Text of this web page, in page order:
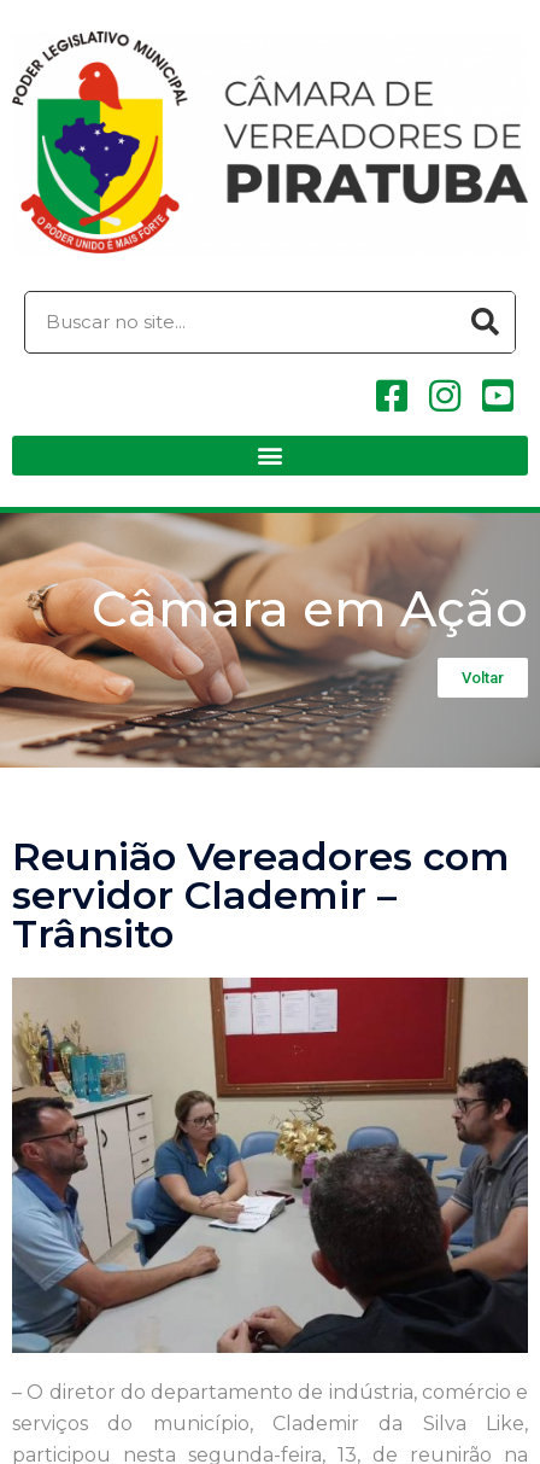
Câmara em Ação
Voltar
Reunião Vereadores com
servidor Clademir –
Trânsito
– O diretor do departamento de indústria, comércio e
serviços do município, Clademir da Silva Like,
participou nesta segunda-feira, 13, de reunirão na